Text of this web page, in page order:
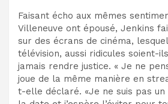
Faisant écho aux mêmes
Villeneuve ont épousé, Jenkins
sur des écrans de cinéma,
télévision, aussi ridicules soient-
jamais rendre justice. « Je ne
joue de la même manière en
t-elle déclaré. «Je ne suis pas